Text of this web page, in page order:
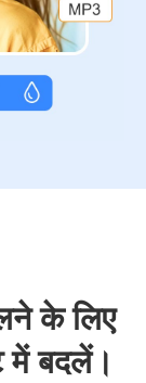
के लिए
में बदलें।